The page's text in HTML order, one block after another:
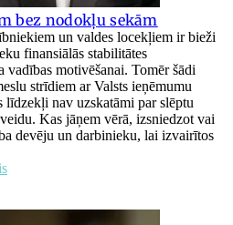
bez nodokļu sekām
un valdes locekļiem ir bieži
finansiālās stabilitātes
vadības motivēšanai. Tomēr šādi
strīdiem ar Valsts ieņēmumu
līdzekļi nav uzskatāmi par slēptu
Kas jāņem vērā, izsniedzot vai
devēju un darbinieku, lai izvairītos